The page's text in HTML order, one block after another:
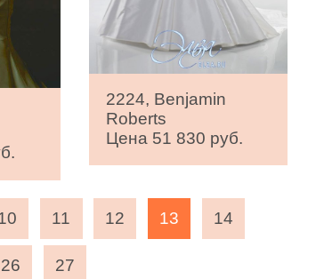
2224, Benjamin
Roberts
Цена 51 830 руб.
11 12 13 14
26 27